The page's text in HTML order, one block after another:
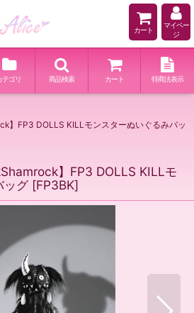
カート
マイペー
ジ
テゴリ 商品検索 カート 特商法表示
】FP3 DOLLS KILLモンスターぬいぐるみバッ
】FP3 DOLLS KILLモ
ッグ [FP3BK]